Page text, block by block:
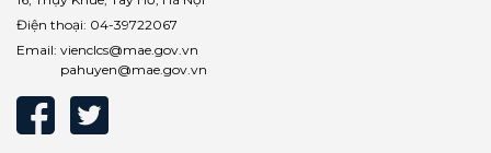
Điện thoại: 04-39722067
Email: vienclcs@mae.gov.vn
pahuyen@mae.gov.vn